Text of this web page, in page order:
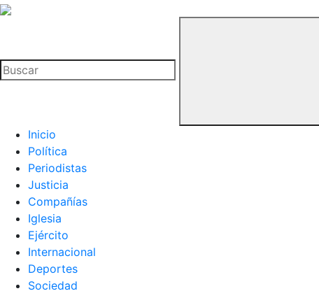
La
Buitre
Inicio
Política
Periodistas
Justicia
Compañías
Iglesia
Ejército
Internacional
Deportes
Sociedad